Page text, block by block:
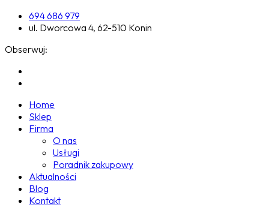
694 686 979
ul. Dworcowa 4, 62-510 Konin
Obserwuj:
Home
Sklep
Firma
O nas
Usługi
Poradnik zakupowy
Aktualności
Blog
Kontakt